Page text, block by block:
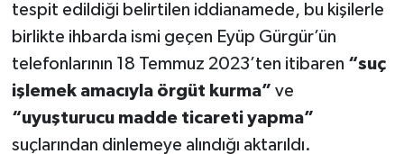
tespit edildiği belirtilen iddianamede, bu kişilerle
birlikte ihbarda ismi geçen Eyüp Gürgür’ün
telefonlarının 18 Temmuz 2023’ten itibaren “suç
işlemek amacıyla örgüt kurma” ve
“uyuşturucu madde ticareti yapma”
suçlarından dinlemeye alındığı aktarıldı.